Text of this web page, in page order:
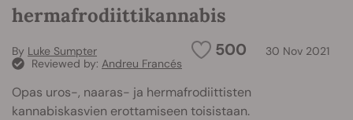
hermafrodiittikannabis
500 30 Nov 2021
By Luke Sumpter
Reviewed by: Andreu Francés
Opas uros-, naaras- ja hermafrodiittisten
kannabiskasvien erottamiseen toisistaan.